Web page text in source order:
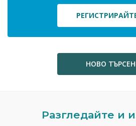
НОВО
Разгледайте и